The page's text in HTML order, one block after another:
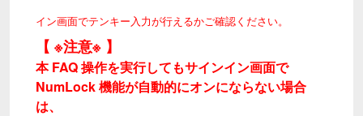
イン画面でテンキー入力が行えるかご確認ください。
【 ※注意※ 】
本 FAQ 操作を実行してもサインイン画面で
NumLock 機能が自動的にオンにならない場合
は、